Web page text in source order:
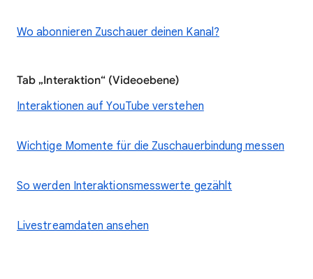
Wo abonnieren Zuschauer deinen Kanal?
Tab „Interaktion“ (Videoebene)
Interaktionen auf YouTube verstehen
Wichtige Momente für die Zuschauerbindung messen
So werden Interaktionsmesswerte gezählt
Livestreamdaten ansehen